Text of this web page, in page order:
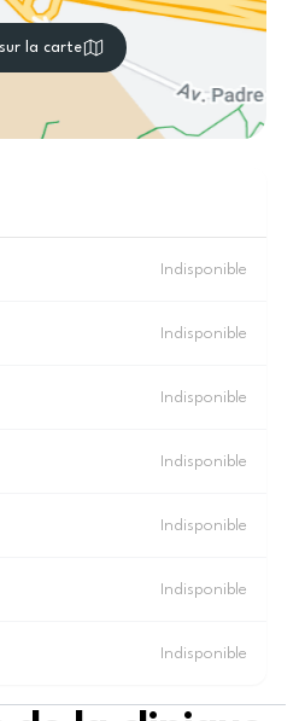
la carte
Indisponible
Indisponible
Indisponible
Indisponible
Indisponible
Indisponible
Indisponible